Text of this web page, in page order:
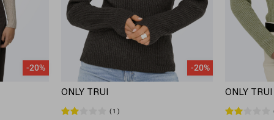
-20% -20%
ONLY TRUI
1
ONLY TRUI